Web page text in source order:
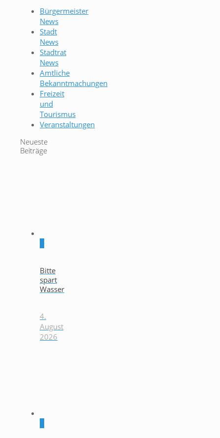
Bürgermeister
News
Stadt
News
Stadtrat
News
Amtliche
Bekanntmachungen
Freizeit
und
Tourismus
Veranstaltungen
Neueste
Beiträge
Bitte
spart
Wasser
4.
August
2026